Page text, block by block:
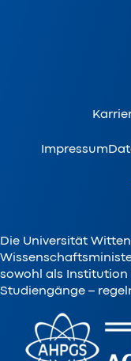
Impressum
Die Universität
sowohl als Institution
Studiengänge –